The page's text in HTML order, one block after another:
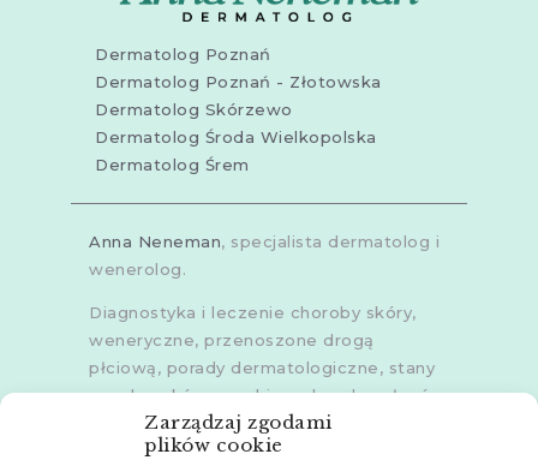
Zarządzaj zgodami
plików cookie
Dermatolog Poznań
Dermatolog Poznań - Złotowska
Dermatolog Skórzewo
Dermatolog Środa Wielkopolska
Dermatolog Śrem
Anna Neneman, specjalista dermatolog i
wenerolog.
Diagnostyka i leczenie choroby skóry,
weneryczne, przenoszone drogą
płciową, porady dermatologiczne, stany
zapalne skóry, grzybice, choroby włosów,
dermoskopia, trichoskopia, u dorosłych i